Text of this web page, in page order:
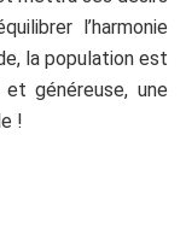
l’harmonie
la population est
généreuse, une
!